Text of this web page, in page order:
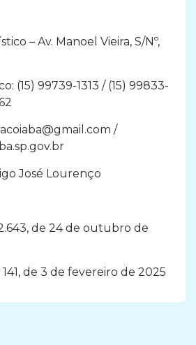
– Av. Manoel Vieira, S/Nº,
(15) 99739-1313 / (15) 99833-
/
José Lourenço
de 24 de outubro de
de 3 de fevereiro de 2025